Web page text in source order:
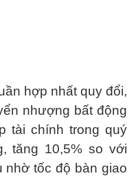
hợp nhất quy đổi,
nhượng bất động
tài chính trong quý
tăng 10,5% so với
nhờ tốc độ bàn giao